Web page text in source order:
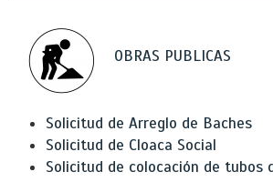
OBRAS PUBLICAS
Solicitud de Arreglo de Baches
Solicitud de Cloaca Social
Solicitud de colocación de tubos